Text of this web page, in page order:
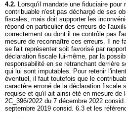
4.2. Lorsqu'il mandate une fiduciaire
contribuable n'est pas déchargé de ses
fiscales, mais doit supporter les
répond en particulier des erreurs de
correctement ou dont il ne contrôle pas
mesure de reconnaître ces erreurs. Il ne
se fait représenter soit favorisé par
déclaration fiscale lui-même, par la
responsabilité en se retranchant derrière
qui lui sont imputables. Pour retenir
éventuel, il faut toutefois que le
caractère erroné de la déclaration fiscale
requise et qu'il ait ainsi été en mesure de
2C_396/2022 du 7 décembre 2022
septembre 2019 consid. 6.3 et les